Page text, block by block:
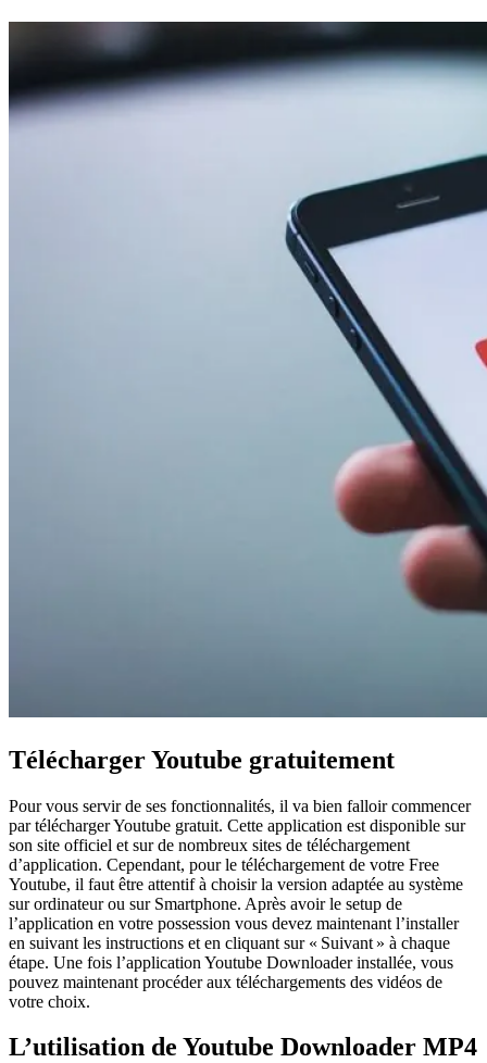
Télécharger Youtube gratuitement
Pour vous servir de ses fonctionnalités, il va bien falloir commencer
par télécharger Youtube gratuit. Cette application est disponible sur
son site officiel et sur de nombreux sites de téléchargement
d’application. Cependant, pour le téléchargement de votre Free
Youtube, il faut être attentif à choisir la version adaptée au système
sur ordinateur ou sur Smartphone. Après avoir le setup de
l’application en votre possession vous devez maintenant l’installer
en suivant les instructions et en cliquant sur « Suivant » à chaque
étape. Une fois l’application Youtube Downloader installée, vous
pouvez maintenant procéder aux téléchargements des vidéos de
votre choix.
L’utilisation de Youtube Downloader MP4